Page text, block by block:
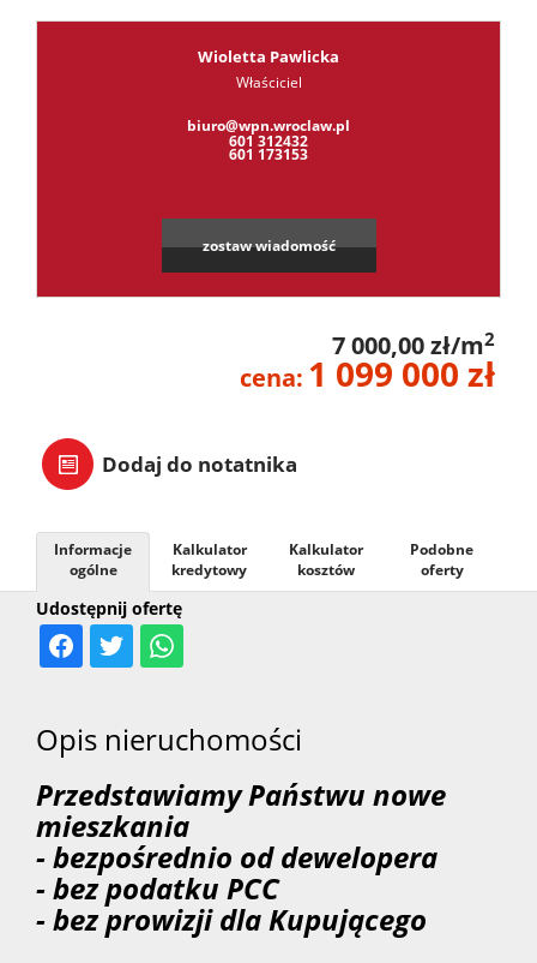
Wioletta Pawlicka
Właściciel
biuro@wpn.wroclaw.pl
601 312432
601 173153
zostaw wiadomość
7 000,00 zł/m2
cena: 1 099 000 zł
Dodaj do notatnika
Udostępnij ofertę
Informacje
ogólne
Kalkulator
kredytowy
Kalkulator
kosztów
Podobne
oferty
Opis nieruchomości
Przedstawiamy Państwu nowe
mieszkania
- bezpośrednio od dewelopera
- bez podatku PCC
- bez prowizji dla Kupującego